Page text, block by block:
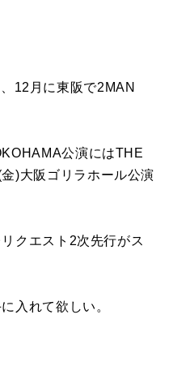
12 月に東阪で2MAN
公演にはTHE
金)大阪ゴリラホール公演
クエスト 2次先行がス
入れて欲しい。